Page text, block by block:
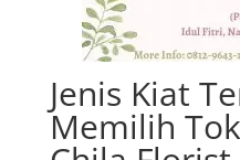
Jenis Kiat
Memilih